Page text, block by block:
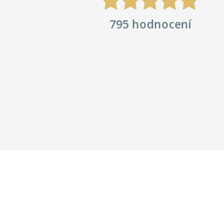
795 hodnocení